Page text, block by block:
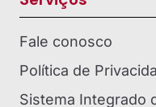
Fale conosco
Política de
Sistema Integrado